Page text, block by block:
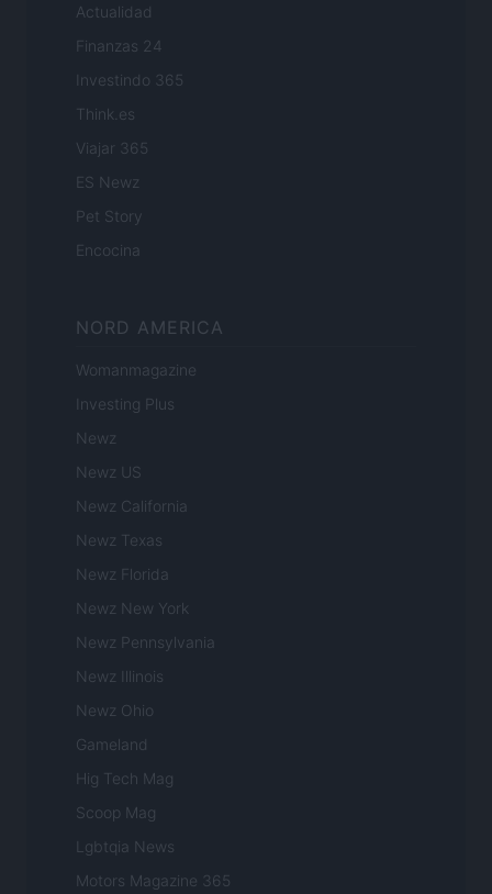
Actualidad
Finanzas 24
Investindo 365
Think.es
Viajar 365
ES Newz
Pet Story
Encocina
NORD AMERICA
Womanmagazine
Investing Plus
Newz
Newz US
Newz California
Newz Texas
Newz Florida
Newz New York
Newz Pennsylvania
Newz Illinois
Newz Ohio
Gameland
Hig Tech Mag
Scoop Mag
Lgbtqia News
Motors Magazine 365